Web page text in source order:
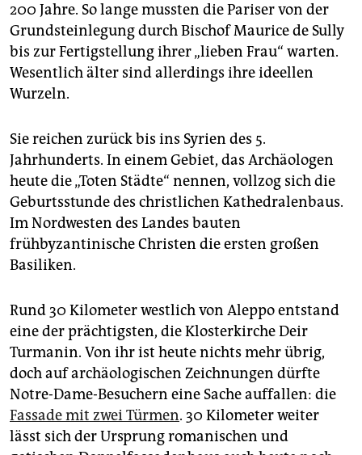
200 Jahre. So lange mussten die Pariser von der
Grundsteinlegung durch Bischof Maurice de Sully
bis zur Fertigstellung ihrer „lieben Frau“ warten.
Wesentlich älter sind allerdings ihre ideellen
Wurzeln.
Sie reichen zurück bis ins Syrien des 5.
Jahrhunderts. In einem Gebiet, das Archäologen
heute die „Toten Städte“ nennen, vollzog sich die
Geburtsstunde des christlichen Kathedralenbaus.
Im Nordwesten des Landes bauten
frühbyzantinische Christen die ersten großen
Basiliken.
Rund 30 Kilometer westlich von Aleppo entstand
eine der prächtigsten, die Klosterkirche Deir
Turmanin. Von ihr ist heute nichts mehr übrig,
doch auf archäologischen Zeichnungen dürfte
Notre-Dame-Besuchern eine Sache auffallen: die
Fassade mit zwei Türmen. 30 Kilometer weiter
lässt sich der Ursprung romanischen und